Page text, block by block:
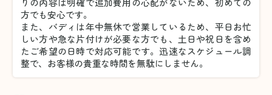
方でも安心です。
また、バディは年中無休で営業しているため、平日お忙
しい方や急な片付けが必要な方でも、土日や祝日を含め
たご希望の日時で対応可能です。迅速なスケジュール調
整で、お客様の貴重な時間を無駄にしません。